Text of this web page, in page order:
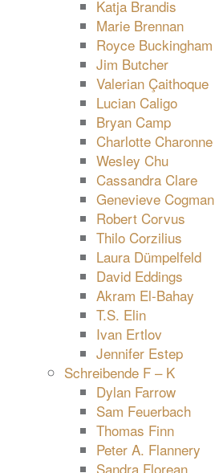
Katja Brandis
Marie Brennan
Royce Buckingham
Jim Butcher
Valerian Çaithoque
Lucian Caligo
Bryan Camp
Charlotte Charonne
Wesley Chu
Cassandra Clare
Genevieve Cogman
Robert Corvus
Thilo Corzilius
Laura Dümpelfeld
David Eddings
Akram El-Bahay
T.S. Elin
Ivan Ertlov
Jennifer Estep
Schreibende F – K
Dylan Farrow
Sam Feuerbach
Thomas Finn
Peter A. Flannery
Sandra Florean